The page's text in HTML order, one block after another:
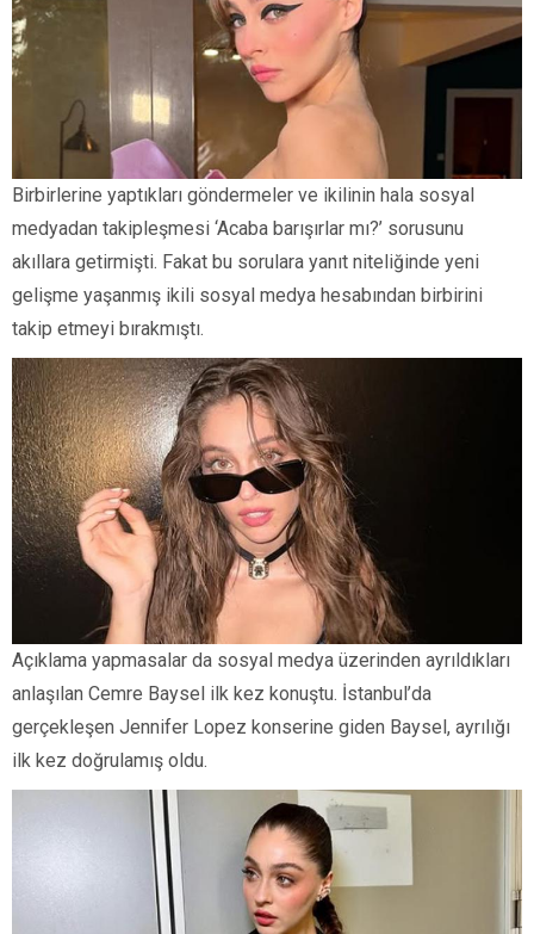
Birbirlerine yaptıkları göndermeler ve ikilinin hala sosyal
medyadan takipleşmesi ‘Acaba barışırlar mı?’ sorusunu
akıllara getirmişti. Fakat bu sorulara yanıt niteliğinde yeni
gelişme yaşanmış ikili sosyal medya hesabından birbirini
takip etmeyi bırakmıştı.
Açıklama yapmasalar da sosyal medya üzerinden ayrıldıkları
anlaşılan Cemre Baysel ilk kez konuştu. İstanbul’da
gerçekleşen Jennifer Lopez konserine giden Baysel, ayrılığı
ilk kez doğrulamış oldu.